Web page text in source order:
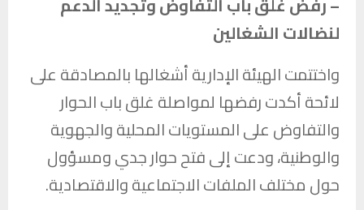
لنضالات الشغالين
واختتمت الهيئة الإدارية أشغالها بالمصادقة على
لائحة أكدت رفضها لمواصلة غلق باب الحوار
والتفاوض على المستويات المحلية والجهوية
والوطنية، ودعت إلى فتح حوار جدي ومسؤول
حول مختلف الملفات الاجتماعية والاقتصادية.